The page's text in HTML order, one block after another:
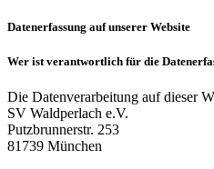
Datenerfassung auf unserer Website
Wer ist verantwortlich für die
Die Datenverarbeitung auf dieser
SV Waldperlach e.V.
Putzbrunnerstr. 253
81739 München